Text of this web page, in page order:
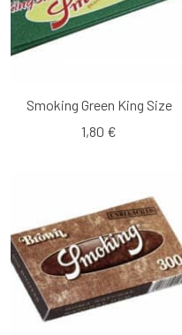
Smoking Green King Size
1,80 €